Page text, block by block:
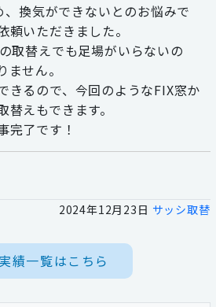
換気ができないとのお悩みで
頼いただきました。
取替えでも足場がいらないの
せん。
きるので、今回のようなFIX窓か
えもできます。
完了です！
2024年12月23日 サッシ取替
績一覧はこちら